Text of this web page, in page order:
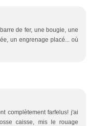
de fer, une bougie, une
un engrenage placé... où
complètement farfelus! j'ai
caisse, mis le rouage